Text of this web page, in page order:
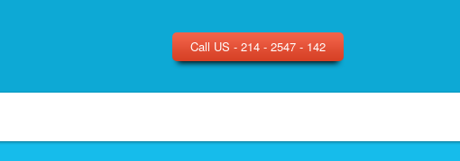
Call US - 214 - 2547 - 142